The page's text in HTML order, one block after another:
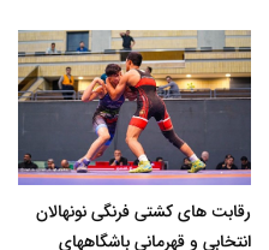
رقابت های کشتی فرنگی نونهالان
انتخابی و قهرمانی باشگاههای